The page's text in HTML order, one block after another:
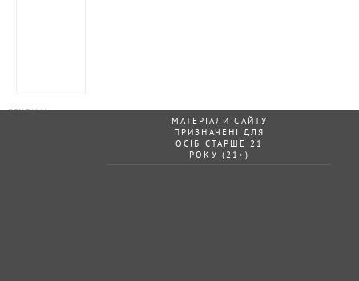
МАТЕРІАЛИ САЙТУ
ПРИЗНАЧЕНІ ДЛЯ
ОСІБ СТАРШЕ 21
РОКУ (21+)